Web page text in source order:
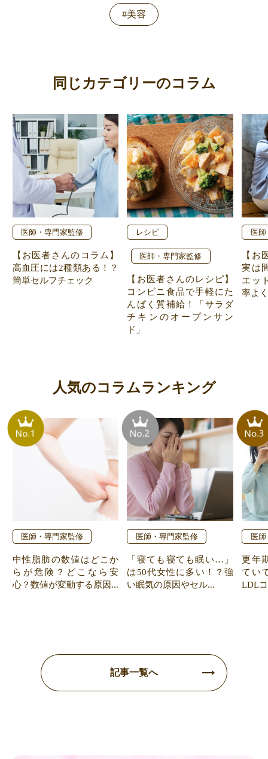
#美容
同じカテゴリーのコラム
医師・専門家監修
【お医者さんのコラム】
高血圧には2種類ある！？
簡単セルフチェック
レシピ
医師・専門家監修
【お医者さんのレシピ】
コンビニ食品で手軽にた
んぱく質補給！「サラダ
チキンのオープンサン
ド」
医
【お
実は
エッ
率よ
人気のコラムランキング
医師・専門家監修
中性脂肪の数値はどこか
らが危険？どこなら安
心？数値が変動する原因...
医師・専門家監修
「寝ても寝ても眠い…」
は50代女性に多い！？強
い眠気の原因やセル...
医
更年
てい
LDL
記事一覧へ